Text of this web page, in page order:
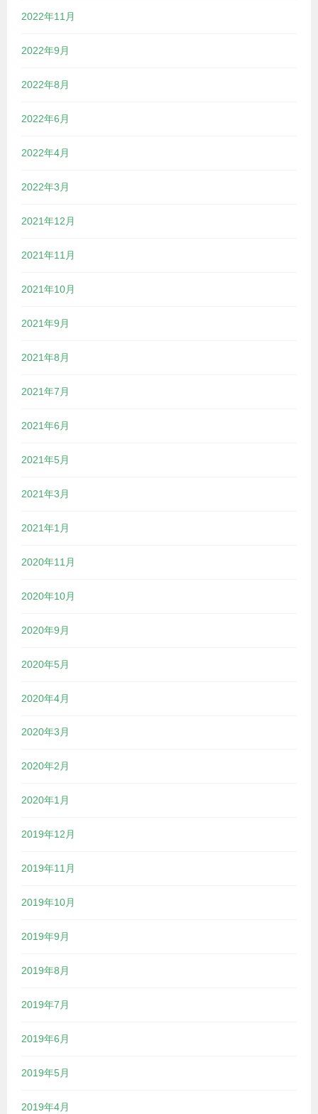
2022年11月
2022年9月
2022年8月
2022年6月
2022年4月
2022年3月
2021年12月
2021年11月
2021年10月
2021年9月
2021年8月
2021年7月
2021年6月
2021年5月
2021年3月
2021年1月
2020年11月
2020年10月
2020年9月
2020年5月
2020年4月
2020年3月
2020年2月
2020年1月
2019年12月
2019年11月
2019年10月
2019年9月
2019年8月
2019年7月
2019年6月
2019年5月
2019年4月